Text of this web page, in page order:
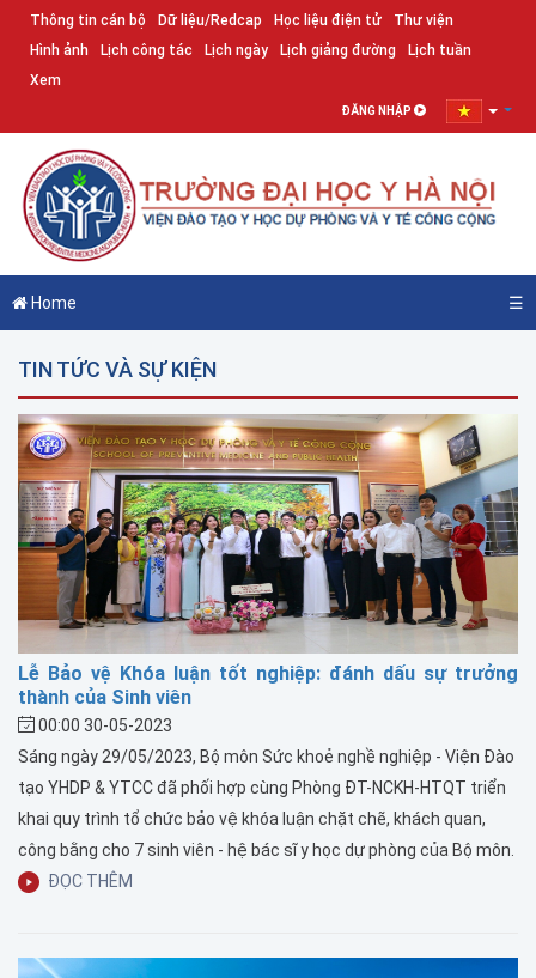
Thông tin cán bộ Dữ liệu/Redcap Học liệu điện tử
Thư viện
Hình ảnh
Lịch công tác Lịch ngày Lịch giảng đường
Lịch tuần
Xem
ĐĂNG NHẬP
Home ☰
TIN TỨC VÀ SỰ KIỆN
Lễ Bảo vệ Khóa luận tốt nghiệp: đánh dấu sự trưởng
thành của Sinh viên
00:00 30-05-2023
Sáng ngày 29/05/2023, Bộ môn Sức khoẻ nghề nghiệp - Viện Đào
tạo YHDP & YTCC đã phối hợp cùng Phòng ĐT-NCKH-HTQT triển
khai quy trình tổ chức bảo vệ khóa luận chặt chẽ, khách quan,
công bằng cho 7 sinh viên - hệ bác sĩ y học dự phòng của Bộ môn.
ĐỌC THÊM